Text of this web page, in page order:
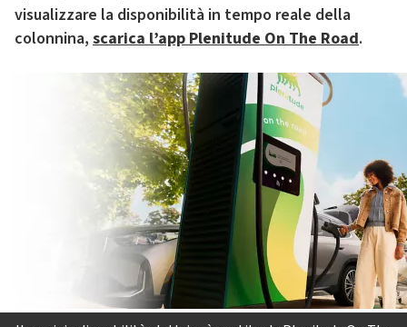
visualizzare la disponibilità in tempo reale della
colonnina, scarica l’app Plenitude On The Road.